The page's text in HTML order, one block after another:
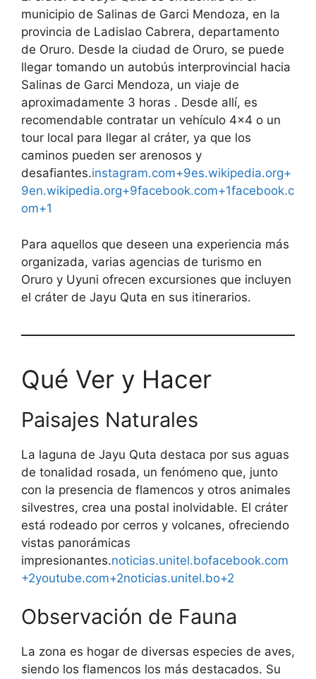
municipio de Salinas de Garci Mendoza, en la
provincia de Ladislao Cabrera, departamento
de Oruro. Desde la ciudad de Oruro, se puede
llegar tomando un autobús interprovincial hacia
Salinas de Garci Mendoza, un viaje de
aproximadamente 3 horas . Desde allí, es
recomendable contratar un vehículo 4×4 o un
tour local para llegar al cráter, ya que los
caminos pueden ser arenosos y
desafiantes.instagram.com+9es.wikipedia.org+
9en.wikipedia.org+9facebook.com+1facebook.c
om+1
Para aquellos que deseen una experiencia más
organizada, varias agencias de turismo en
Oruro y Uyuni ofrecen excursiones que incluyen
el cráter de Jayu Quta en sus itinerarios.
Qué Ver y Hacer
Paisajes Naturales
La laguna de Jayu Quta destaca por sus aguas
de tonalidad rosada, un fenómeno que, junto
con la presencia de flamencos y otros animales
silvestres, crea una postal inolvidable. El cráter
está rodeado por cerros y volcanes, ofreciendo
vistas panorámicas
impresionantes.noticias.unitel.bofacebook.com
+2youtube.com+2noticias.unitel.bo+2
Observación de Fauna
La zona es hogar de diversas especies de aves,
siendo los flamencos los más destacados. Su